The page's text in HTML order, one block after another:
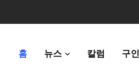
홈 뉴스 칼럼 구